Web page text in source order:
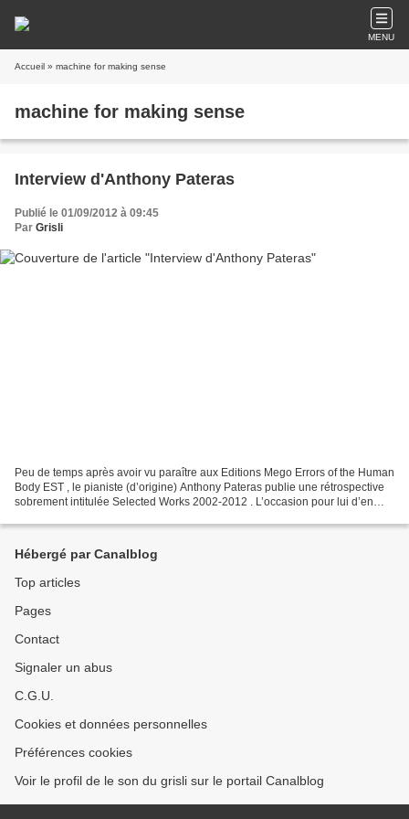
MENU
Accueil » machine for making sense
machine for making sense
Interview d'Anthony Pateras
Publié le 01/09/2012 à 09:45
Par Grisli
Peu de temps après avoir vu paraître aux Editions Mego Errors of the Human
Body EST , le pianiste (d’origine) Anthony Pateras publie une rétrospective
sobrement intitulée Selected Works 2002-2012 . L’occasion pour lui d’en
Hébergé par Canalblog
Top articles
Pages
Contact
Signaler un abus
C.G.U.
Cookies et données personnelles
Préférences cookies
Voir le profil de le son du grisli sur le portail Canalblog